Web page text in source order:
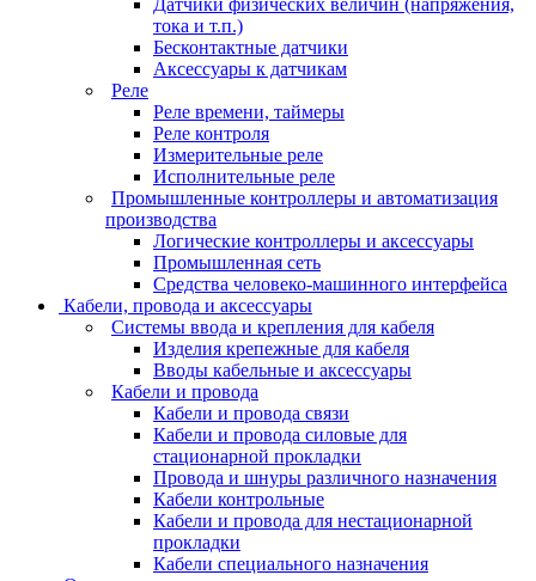
Датчики физических величин (напряжения,
тока и т.п.)
Бесконтактные датчики
Аксессуары к датчикам
Реле
Реле времени, таймеры
Реле контроля
Измерительные реле
Исполнительные реле
Промышленные контроллеры и автоматизация
производства
Логические контроллеры и аксессуары
Промышленная сеть
Средства человеко-машинного интерфейса
Кабели, провода и аксессуары
Системы ввода и крепления для кабеля
Изделия крепежные для кабеля
Вводы кабельные и аксессуары
Кабели и провода
Кабели и провода связи
Кабели и провода силовые для
стационарной прокладки
Провода и шнуры различного назначения
Кабели контрольные
Кабели и провода для нестационарной
прокладки
Кабели специального назначения